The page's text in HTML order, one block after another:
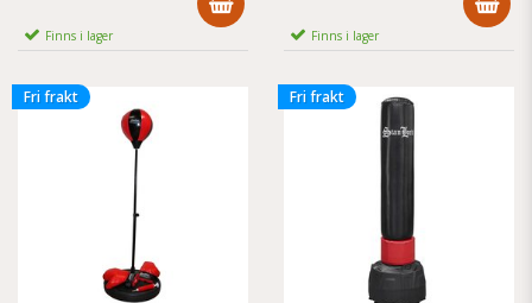
Finns i lager Finns i lager
Fri frakt Fri frakt